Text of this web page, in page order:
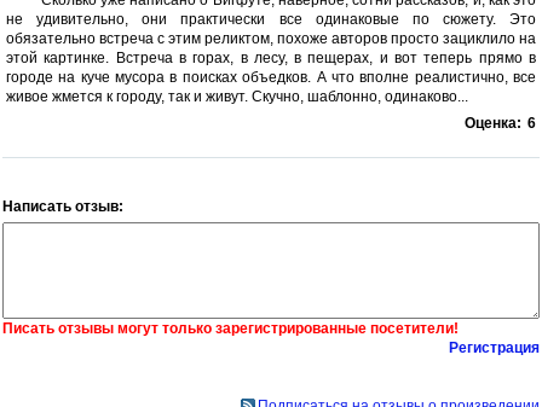
не удивительно, они практически все одинаковые по сюжету. Это
обязательно встреча с этим реликтом, похоже авторов просто зациклило на
этой картинке. Встреча в горах, в лесу, в пещерах, и вот теперь прямо в
городе на куче мусора в поисках объедков. А что вполне реалистично, все
живое жмется к городу, так и живут. Скучно, шаблонно, одинаково...
Оценка: 6
Написать отзыв:
Писать отзывы могут только зарегистрированные посетители!
Регистрация